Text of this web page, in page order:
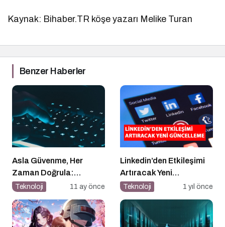
Kaynak: Bihaber.TR köşe yazarı Melike Turan
Benzer Haberler
Asla Güvenme, Her
Zaman Doğrula:
Şirketler İçin Parola
Teknoloji 11 ay önce
Linkedin’den Etkileşimi
Artıracak Yeni
Güncelleme
Teknoloji 1 yıl önce